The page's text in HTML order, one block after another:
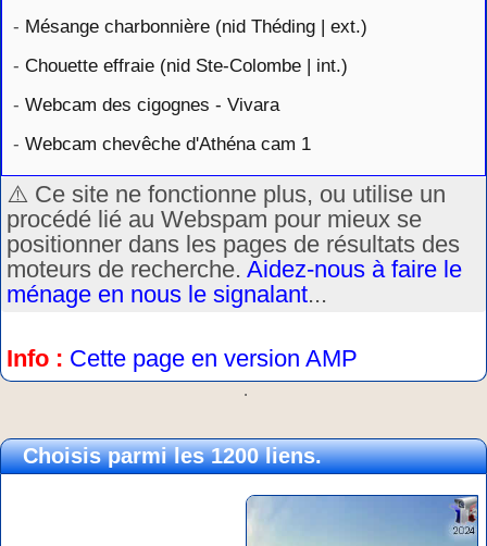
- Mésange charbonnière (nid Théding | ext.)
- Chouette effraie (nid Ste-Colombe | int.)
- Webcam des cigognes - Vivara
- Webcam chevêche d'Athéna cam 1
⚠️ Ce site ne fonctionne plus, ou utilise un
procédé lié au Webspam pour mieux se
positionner dans les pages de résultats des
moteurs de recherche. Aidez-nous à faire le
ménage en nous le signalant...
Info : Cette page en version AMP
.
Choisis parmi les 1200 liens.